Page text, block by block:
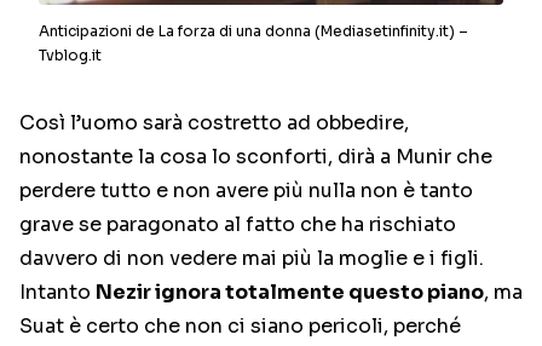
Anticipazioni de La forza di una donna (Mediasetinfinity.it) –
Tvblog.it
Così l’uomo sarà costretto ad obbedire,
nonostante la cosa lo sconforti, dirà a Munir che
perdere tutto e non avere più nulla non è tanto
grave se paragonato al fatto che ha rischiato
davvero di non vedere mai più la moglie e i figli.
Intanto Nezir ignora totalmente questo piano, ma
Suat è certo che non ci siano pericoli, perché